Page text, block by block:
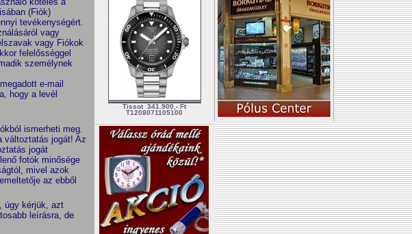
(Fiók)
tevékenységért.
vagy
vagy Fiókok
felelősséggel
személynek
e-mail
hogy a levél
ismerheti meg.
változtatás jogát! Az
jogát
fotók minősége
mivel azok
az ebből
úgy kérjük, azt
leírásra, de
Tissot 341.900,- Ft
T1208071105100